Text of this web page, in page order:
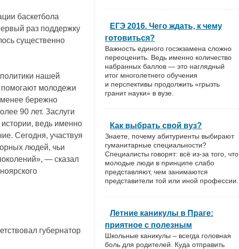
баскетбола
раз поддержку
существенно
нашей
молодежи
менее бережно
90 лет. Заслуги
ведь именно
Сегодня, участвуя
людей, чьи
— сказал
губернатор
ЕГЭ 2016. Чего ждать, к чему
готовиться?
Важность единого госэкзамена сложно
переоценить. Ведь именно количество
набранных баллов — это наглядный
итог многолетнего обучения
и перспективы продолжить «грызть
гранит науки» в вузе.
Как выбрать свой вуз?
Знаете, почему абитуриенты выбирают
гуманитарные специальности?
Специалисты говорят: всё из-за того, что
молодые люди в принципе слабо
представляют, чем занимаются
представители той или иной профессии.
Летние каникулы в Праге:
приятное с полезным
Школьные каникулы – всегда головная
боль для родителей. Куда отправить